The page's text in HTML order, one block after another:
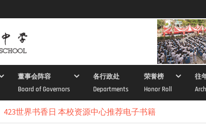
董事会阵容
Board of Governors
各行政处
Departments
荣誉榜
Honor Roll
往
423世界书香日 本校资源中心推荐电子书籍